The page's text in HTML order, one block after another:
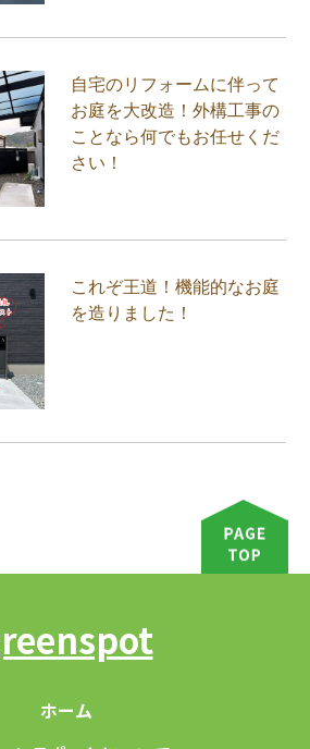
自宅のリフォームに伴って
お庭を大改造！外構工事の
ことなら何でもお任せくだ
さい！
これぞ王道！機能的なお庭
を造りました！
ホーム